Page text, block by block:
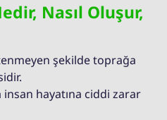
Nasıl Oluşur,
şekilde toprağa
insan hayatına ciddi zarar